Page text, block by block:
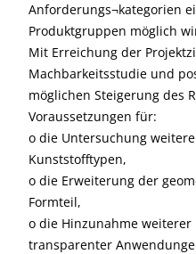
Anforderungs¬kategorien
Produktgruppen möglich
Mit Erreichung der
Machbarkeitsstudie und
möglichen Steigerung des
Voraussetzungen für:
o die Untersuchung
Kunststofftypen,
o die Erweiterung der
Formteil,
o die Hinzunahme
transparenter